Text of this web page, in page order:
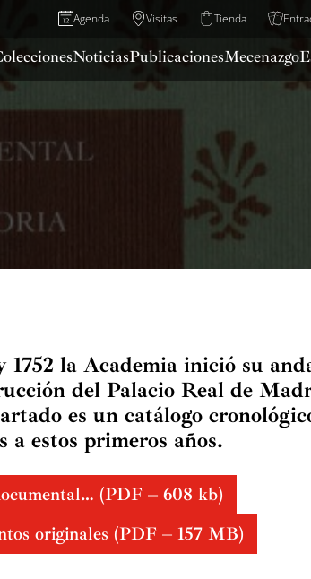
Agenda Visitas Tienda
NoticiasPublicacionesMecenazgo
1752 la Academia inició su
del Palacio Real de
es un catálogo
a estos primeros años.
(PDF – 608 kb)
originales (PDF – 157 MB)